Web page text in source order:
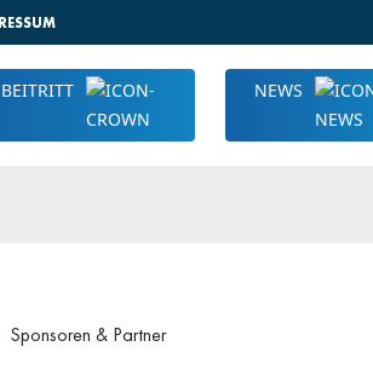
BEITRITT NEWS
Sponsoren & Partner